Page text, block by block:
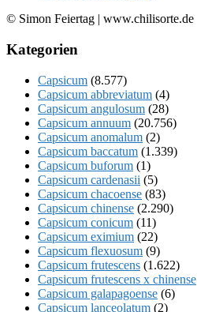
© Simon Feiertag | www.chilisorte.de
Kategorien
Capsicum (8.577)
Capsicum abbreviatum (4)
Capsicum angulosum (28)
Capsicum annuum (20.756)
Capsicum anomalum (2)
Capsicum baccatum (1.339)
Capsicum buforum (1)
Capsicum cardenasii (5)
Capsicum chacoense (83)
Capsicum chinense (2.290)
Capsicum conicum (11)
Capsicum eximium (22)
Capsicum flexuosum (9)
Capsicum frutescens (1.622)
Capsicum frutescens x chinense
Capsicum galapagoense (6)
Capsicum lanceolatum (2)